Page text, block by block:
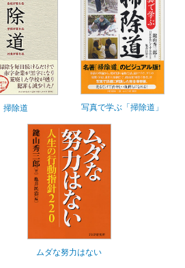
掃除道 写真で学ぶ「掃除道」
ムダな努力はない